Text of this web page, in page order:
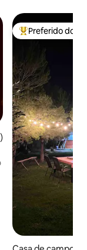
avaliação média de
Entre os
Preferido dos